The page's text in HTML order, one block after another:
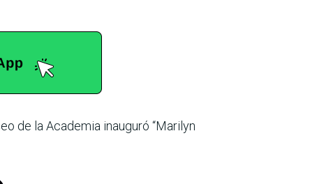
de la Academia inauguró “Marilyn